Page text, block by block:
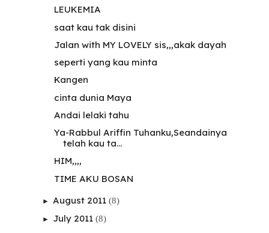
LEUKEMIA
saat kau tak disini
Jalan with MY LOVELY sis,,,akak dayah
seperti yang kau minta
Kangen
cinta dunia Maya
Andai lelaki tahu
Ya-Rabbul Ariffin Tuhanku,Seandainya
telah kau ta...
HIM,,,,
TIME AKU BOSAN
► August 2011 (8)
► July 2011 (8)